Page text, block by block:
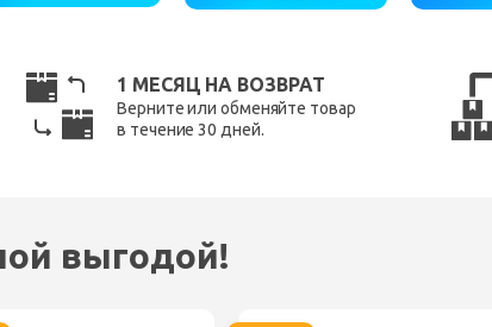
1 МЕСЯЦ НА ВОЗВРАТ
Верните или обменяйте товар
в течение 30 дней.
выгодой!